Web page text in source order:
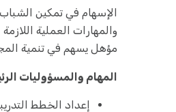
الإسهام في تمكين
والمهارات العملية
مؤهل يسهم في تنمية
المهام والمسؤوليات
إعداد الخطط